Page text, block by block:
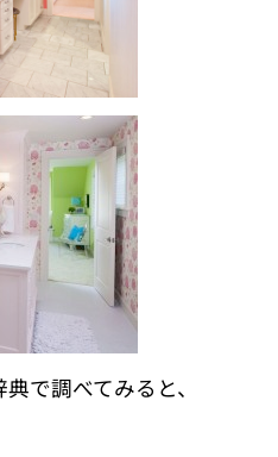
で調べてみると、